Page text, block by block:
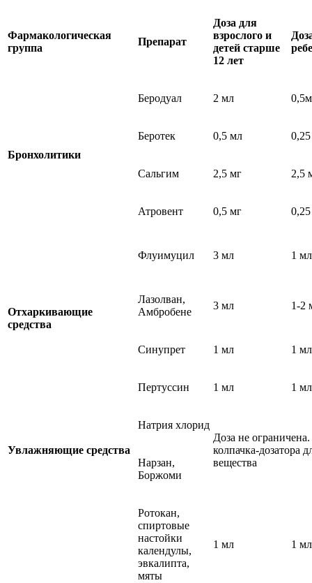
Фармакологическая
группа
Препарат
Доза для
взрослого и
детей старше
12 лет
Бронхолитики
Беродуал 2 мл
Беротек 0,5 мл
Сальгим 2,5 мг 2,5
Атровент 0,5 мг
Отхаркивающие
средства
Флуимуцил 3 мл 1 мл
Лазолван,
Амбробене
3 мл 1-2
Синупрет 1 мл 1 мл
Пертуссин 1 мл 1 мл
Увлажняющие средства
Натрия хлорид
Доза не
колпачка-дозатора
вещества
Нарзан,
Боржоми
Ротокан,
спиртовые
настойки
календулы,
эвкалипта,
мяты
1 мл 1 мл